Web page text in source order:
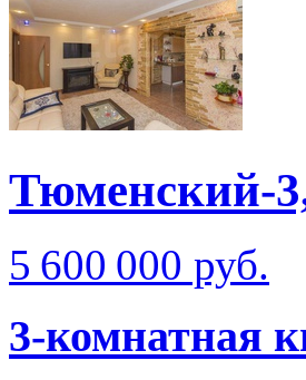
Тюменский-
5 600 000 руб.
3-комнатная